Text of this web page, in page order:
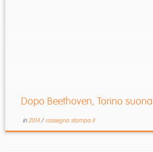
Dopo Beethoven, Torino
in 2014/rassegna stampa it